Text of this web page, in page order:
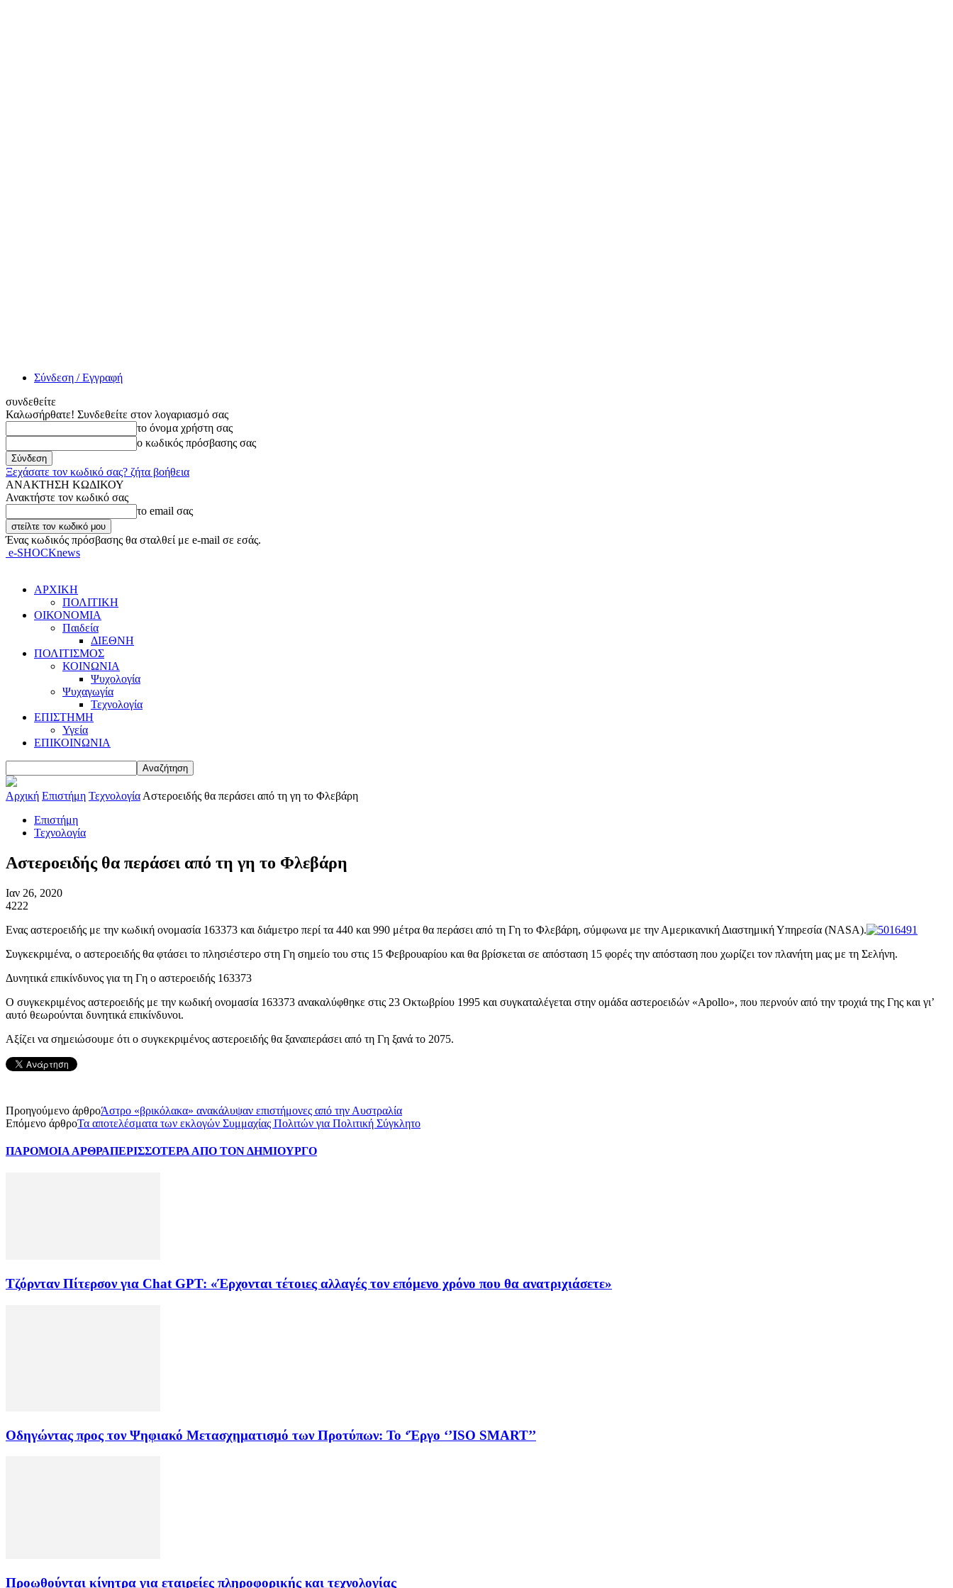
Σύνδεση / Εγγραφή
συνδεθείτε
Καλωσήρθατε! Συνδεθείτε στον λογαριασμό σας
το όνομα χρήστη σας
ο κωδικός πρόσβασης σας
Ξεχάσατε τον κωδικό σας? ζήτα βοήθεια
ΑΝΑΚΤΗΣΗ ΚΩΔΙΚΟΥ
Ανακτήστε τον κωδικό σας
το email σας
Ένας κωδικός πρόσβασης θα σταλθεί με e-mail σε εσάς.
e-SHOCKnews
ΑΡΧΙΚΗ
ΠΟΛΙΤΙΚΗ
ΟΙΚΟΝΟΜΙΑ
Παιδεία
ΔΙΕΘΝΗ
ΠΟΛΙΤΙΣΜΟΣ
ΚΟΙΝΩΝΙΑ
Ψυχολογία
Ψυχαγωγία
Τεχνολογία
ΕΠΙΣΤΗΜΗ
Υγεία
ΕΠΙΚΟΙΝΩΝΙΑ
Αρχική Επιστήμη Τεχνολογία Αστεροειδής θα περάσει από τη γη το Φλεβάρη
Επιστήμη
Τεχνολογία
Αστεροειδής θα περάσει από τη γη το Φλεβάρη
Ιαν 26, 2020
4222
Ενας αστεροειδής με την κωδική ονομασία 163373 και διάμετρο περί τα 440 και 990 μέτρα θα περάσει από τη Γη το Φλεβάρη, σύμφωνα με την Αμερικανική Διαστημική Υπηρεσία (NASA).
Συγκεκριμένα, ο αστεροειδής θα φτάσει το πλησιέστερο στη Γη σημείο του στις 15 Φεβρουαρίου και θα βρίσκεται σε απόσταση 15 φορές την απόσταση που χωρίζει τον πλανήτη μας με τη Σελήνη.
Δυνητικά επικίνδυνος για τη Γη ο αστεροειδής 163373
Ο συγκεκριμένος αστεροειδής με την κωδική ονομασία 163373 ανακαλύφθηκε στις 23 Οκτωβρίου 1995 και συγκαταλέγεται στην ομάδα αστεροειδών «Apollo», που περνούν από την τροχιά της Γης και γι’
αυτό θεωρούνται δυνητικά επικίνδυνοι.
Αξίζει να σημειώσουμε ότι ο συγκεκριμένος αστεροειδής θα ξαναπεράσει από τη Γη ξανά το 2075.
Προηγούμενο άρθροΆστρο «βρικόλακα» ανακάλυψαν επιστήμονες από την Αυστραλία
Επόμενο άρθροΤα αποτελέσματα των εκλογών Συμμαχίας Πολιτών για Πολιτική Σύγκλητο
ΠΑΡΟΜΟΙΑ ΑΡΘΡΑΠΕΡΙΣΣΟΤΕΡΑ ΑΠΟ ΤΟΝ ΔΗΜΙΟΥΡΓΟ
Τζόρνταν Πίτερσον για Chat GPT: «Έρχονται τέτοιες αλλαγές τον επόμενο χρόνο που θα ανατριχιάσετε»
Οδηγώντας προς τον Ψηφιακό Μετασχηματισμό των Προτύπων: To ‘Έργο ‘’ΙSO SMART’’
Προωθούνται κίνητρα για εταιρείες πληροφορικής και τεχνολογίας